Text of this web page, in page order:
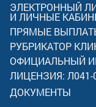
ЭЛЕКТРОННЫЙ
И ЛИЧНЫЕ
ПРЯМЫЕ
РУБРИКАТОР
ОФИЦИАЛЬНЫЙ
ЛИЦЕНЗИЯ: Л041-
ДОКУМЕНТЫ